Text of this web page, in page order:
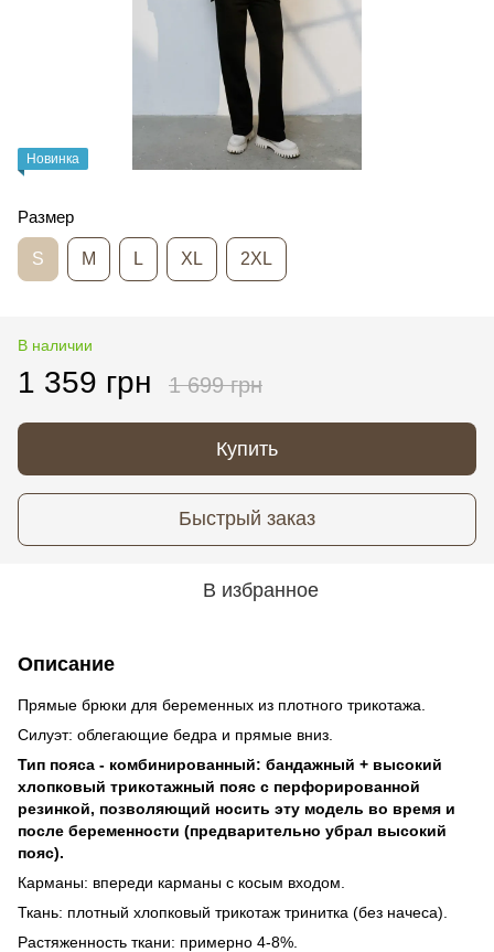
Новинка
Размер
S M L XL 2XL
В наличии
1 359 грн 1 699 грн
Купить
Быстрый заказ
В избранное
Описание
Прямые брюки для беременных из плотного трикотажа.
Силуэт: облегающие бедра и прямые вниз.
Тип пояса - комбинированный: бандажный + высокий
хлопковый трикотажный пояс с перфорированной
резинкой, позволяющий носить эту модель во время и
после беременности (предварительно убрал высокий
пояс).
Карманы: впереди карманы с косым входом.
Ткань: плотный хлопковый трикотаж тринитка (без начеса).
Растяженность ткани: примерно 4-8%.